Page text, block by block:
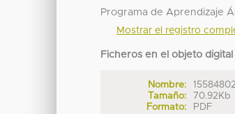
Programa de Aprendizaje
Mostrar el registro
Ficheros en el objeto digital
Nombre:
Tamaño:
70.92Kb
Formato:
PDF